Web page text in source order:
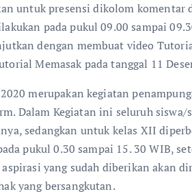
untuk presensi dikolom komentar
pada pukul 09.00 sampai
dengan membuat video
Memasak pada tanggal 11
merupakan kegiatan
Dalam Kegiatan ini seluruh
sedangkan untuk kelas XII
pukul 0.30 sampai 15. 30 WIB,
yang sudah diberikan akan
yang bersangkutan.